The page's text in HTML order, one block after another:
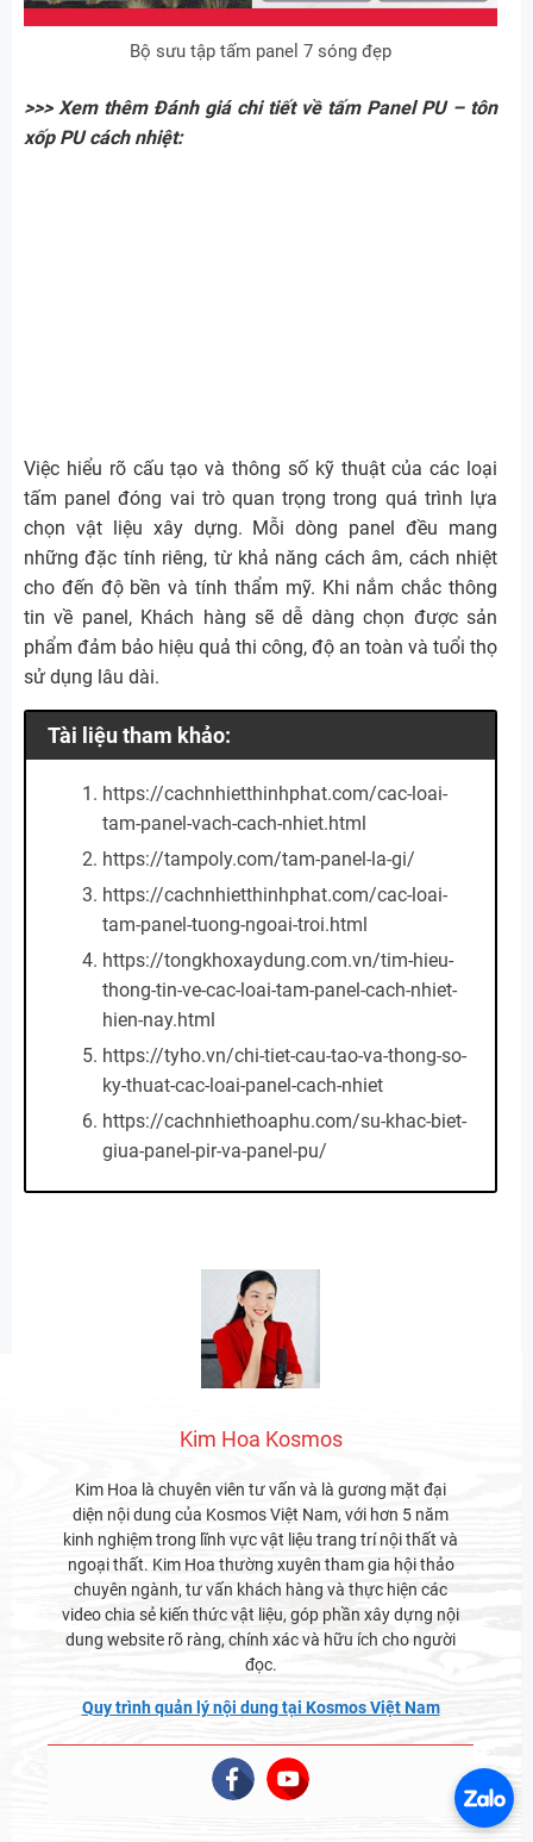
Bộ sưu tập tấm panel 7 sóng đẹp
>>> Xem thêm Đánh giá chi tiết về tấm Panel PU – tôn
xốp PU cách nhiệt:
Việc hiểu rõ cấu tạo và thông số kỹ thuật của các loại
tấm panel đóng vai trò quan trọng trong quá trình lựa
chọn vật liệu xây dựng. Mỗi dòng panel đều mang
những đặc tính riêng, từ khả năng cách âm, cách nhiệt
cho đến độ bền và tính thẩm mỹ. Khi nắm chắc thông
tin về panel, Khách hàng sẽ dễ dàng chọn được sản
phẩm đảm bảo hiệu quả thi công, độ an toàn và tuổi thọ
sử dụng lâu dài.
Tài liệu tham khảo:
https://cachnhietthinhphat.com/cac-loai-
tam-panel-vach-cach-nhiet.html
https://tampoly.com/tam-panel-la-gi/
https://cachnhietthinhphat.com/cac-loai-
tam-panel-tuong-ngoai-troi.html
https://tongkhoxaydung.com.vn/tim-hieu-
thong-tin-ve-cac-loai-tam-panel-cach-nhiet-
hien-nay.html
https://tyho.vn/chi-tiet-cau-tao-va-thong-so-
ky-thuat-cac-loai-panel-cach-nhiet
https://cachnhiethoaphu.com/su-khac-biet-
giua-panel-pir-va-panel-pu/
Kim Hoa Kosmos
Kim Hoa là chuyên viên tư vấn và là gương mặt đại
diện nội dung của Kosmos Việt Nam, với hơn 5 năm
kinh nghiệm trong lĩnh vực vật liệu trang trí nội thất và
ngoại thất. Kim Hoa thường xuyên tham gia hội thảo
chuyên ngành, tư vấn khách hàng và thực hiện các
video chia sẻ kiến thức vật liệu, góp phần xây dựng nội
dung website rõ ràng, chính xác và hữu ích cho người
đọc.
Quy trình quản lý nội dung tại Kosmos Việt Nam